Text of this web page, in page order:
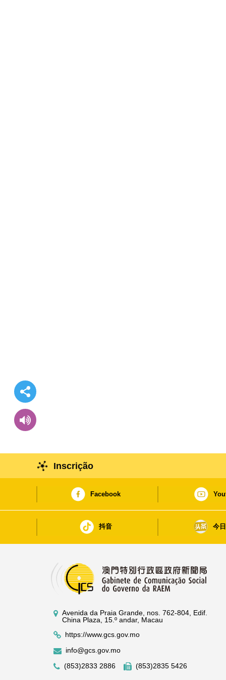
Inscrição
Facebook
抖音 今
Avenida da Praia Grande, nos. 762-804, Edif.
China Plaza, 15.º andar, Macau
https://www.gcs.gov.mo
info@gcs.gov.mo
(853)2833 2886
(853)2835 5426